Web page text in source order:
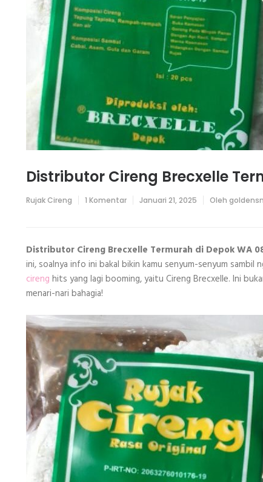
Distributor Cireng Brecxelle
Rujak Cireng 1 Komentarpada
Depok
WA
0895327802167
Januari 21, 2025 Oleh
Distributor Cireng Brecxelle Termurah di Depok WA
ini, soalnya info ini bakal bikin kamu senyum-senyum
cireng hits yang lagi booming, yaitu Cireng Brecxelle. Ini
menari-nari bahagia!